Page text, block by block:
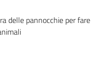
delle pannocchie per fare